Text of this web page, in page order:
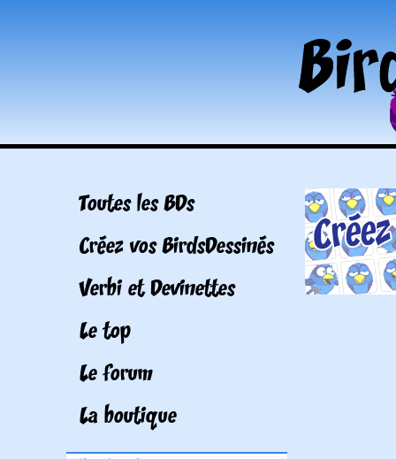
Toutes les BDs
Créez vos BirdsDessinés
Verbi et Devinettes
Le top
Le forum
La boutique